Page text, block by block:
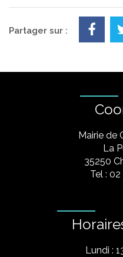
Partager sur :
Mairie de
La
35250
Tel :
Lundi :